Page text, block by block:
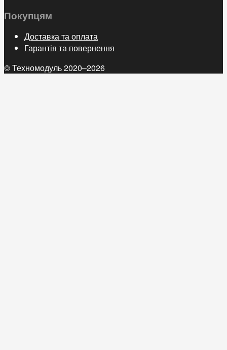
Покупцям
Доставка та оплата
Гарантія та повернення
© Техномодуль 2020–2026